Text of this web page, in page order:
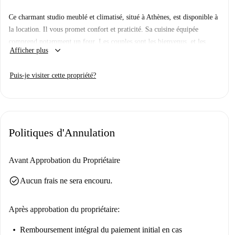
Ce charmant studio meublé et climatisé, situé à Athènes, est disponible à
la location. Il vous promet confort et praticité. Sa cuisine équipée
comprend notamment un four. Les couples sont les bienvenus, et les
animaux de compagnie sont acceptés, pour une ambiance chaleureuse.
Afficher plus keyboard_arrow_down
Puis-je visiter cette propriété?
Politiques d'Annulation
Avant Approbation du Propriétaire
check_circleAucun frais ne sera encouru.
Après approbation du propriétaire:
Remboursement intégral du paiement initial en cas